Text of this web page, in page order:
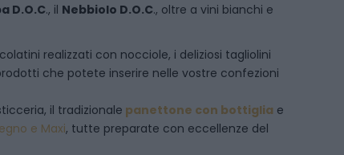
D.O.C., il Nebbiolo D.O.C., oltre a vini bianchi e
realizzati con nocciole, i deliziosi tagliolini
che potete inserire nelle vostre confezioni
il tradizionale panettone con bottiglia e
e Maxi, tutte preparate con eccellenze del